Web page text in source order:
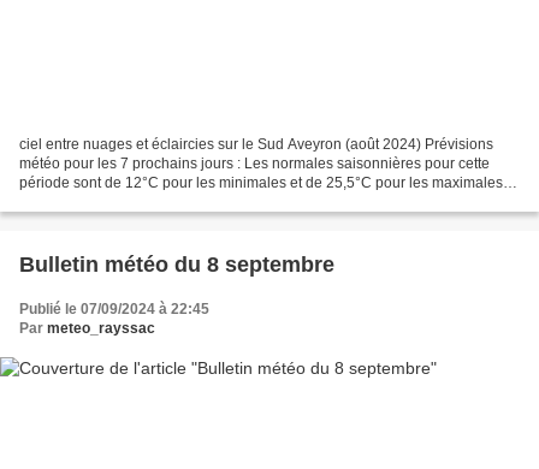
ciel entre nuages et éclaircies sur le Sud Aveyron (août 2024) Prévisions
météo pour les 7 prochains jours : Les normales saisonnières pour cette
période sont de 12°C pour les minimales et de 25,5°C pour les maximales.
Bulletin météo du 8 septembre
Publié le 07/09/2024 à 22:45
Par meteo_rayssac